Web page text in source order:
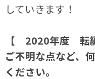
していきます！
【 2020年度 転
ご不明な点など、
ください。